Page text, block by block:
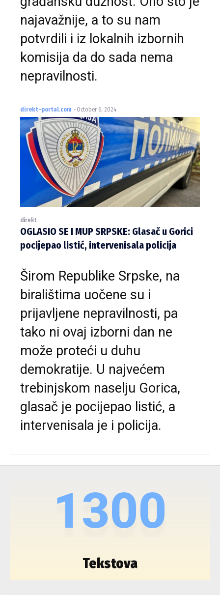
najavažnije, a to su nam
potvrdili i iz lokalnih izbornih
komisija da do sada nema
nepravilnosti.
direkt-portal.com - October 6, 2024
direkt
OGLASIO SE I MUP SRPSKE: Glasač u Gorici
pocijepao listić, intervenisala policija
Širom Republike Srpske, na
biralištima uočene su i
prijavljene nepravilnosti, pa
tako ni ovaj izborni dan ne
može proteći u duhu
demokratije. U najvećem
trebinjskom naselju Gorica,
glasač je pocijepao listić, a
intervenisala je i policija.
1300
Tekstova